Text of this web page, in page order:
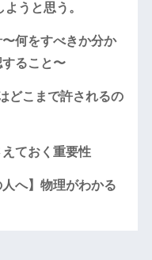
うと思う。
何をすべきか分か
ること〜
どこまで許されるの
ておく重要性
へ】物理がわかる